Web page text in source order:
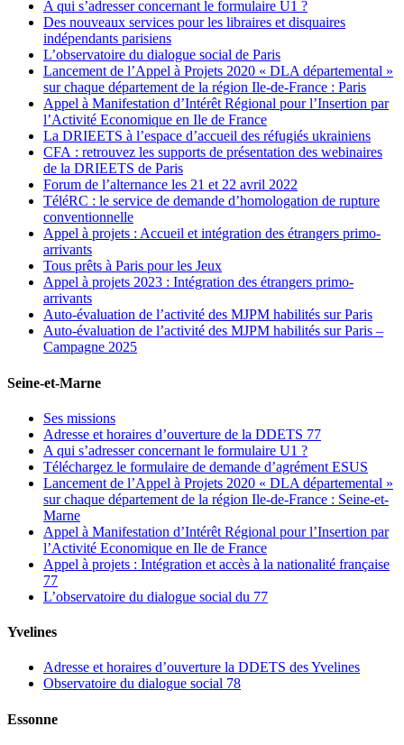
A qui s’adresser concernant le formulaire U1 ?
Des nouveaux services pour les libraires et disquaires
indépendants parisiens
L’observatoire du dialogue social de Paris
Lancement de l’Appel à Projets 2020 « DLA départemental »
sur chaque département de la région Ile-de-France : Paris
Appel à Manifestation d’Intérêt Régional pour l’Insertion par
l’Activité Economique en Ile de France
La DRIEETS à l’espace d’accueil des réfugiés ukrainiens
CFA : retrouvez les supports de présentation des webinaires
de la DRIEETS de Paris
Forum de l’alternance les 21 et 22 avril 2022
TéléRC : le service de demande d’homologation de rupture
conventionnelle
Appel à projets : Accueil et intégration des étrangers primo-
arrivants
Tous prêts à Paris pour les Jeux
Appel à projets 2023 : Intégration des étrangers primo-
arrivants
Auto-évaluation de l’activité des MJPM habilités sur Paris
Auto-évaluation de l’activité des MJPM habilités sur Paris –
Campagne 2025
Seine-et-Marne
Ses missions
Adresse et horaires d’ouverture de la DDETS 77
A qui s’adresser concernant le formulaire U1 ?
Téléchargez le formulaire de demande d’agrément ESUS
Lancement de l’Appel à Projets 2020 « DLA départemental »
sur chaque département de la région Ile-de-France : Seine-et-
Marne
Appel à Manifestation d’Intérêt Régional pour l’Insertion par
l’Activité Economique en Ile de France
Appel à projets : Intégration et accès à la nationalité française
77
L’observatoire du dialogue social du 77
Yvelines
Adresse et horaires d’ouverture la DDETS des Yvelines
Observatoire du dialogue social 78
Essonne